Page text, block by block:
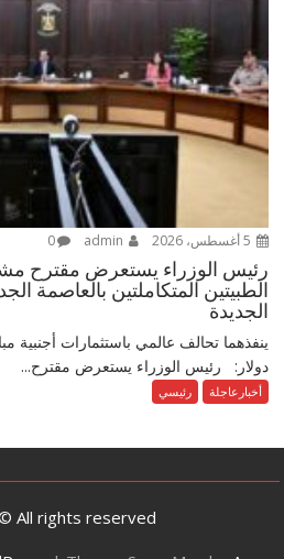
0
رئيس الوزراء يستعرض مقترح
الطبيتين المتكاملتين بالعاصمة
الجديدة
دولار: رئيس الوزراء يستعرض مقترح...
أخبارعاجلة رئيسي
All rights reserved